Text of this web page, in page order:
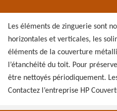
Les éléments de zinguerie sont
horizontales et verticales, les
éléments de la couverture
l’étanchéité du toit. Pour
être nettoyés périodiquement.
Contactez l’entreprise HP